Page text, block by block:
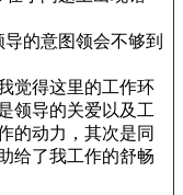
的意图领会不够到
觉得这里的工作环
领导的关爱以及工
的动力，其次是同
给了我工作的舒畅